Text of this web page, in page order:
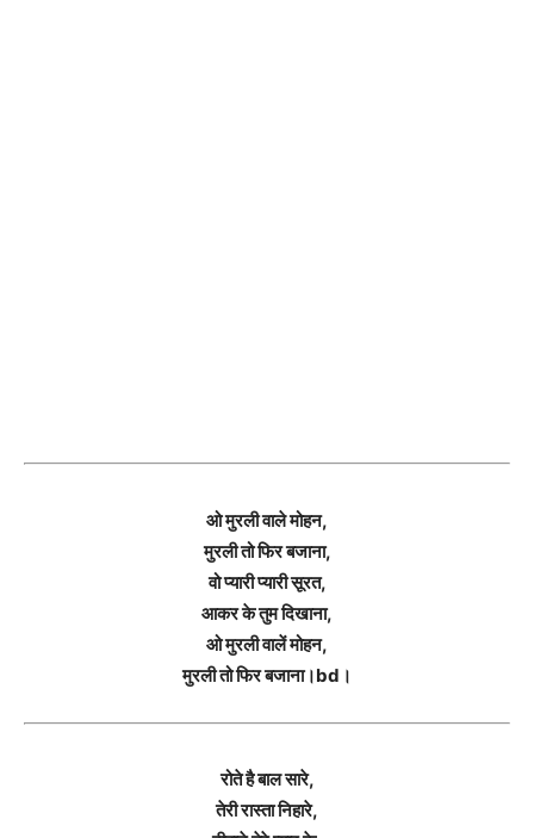
ओ मुरली वाले मोहन,
मुरली तो फिर बजाना,
वो प्यारी प्यारी सूरत,
आकर के तुम दिखाना,
ओ मुरली वालें मोहन,
मुरली तो फिर बजाना।bd।
रोते है बाल सारे,
तेरी रास्ता निहारे,